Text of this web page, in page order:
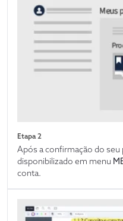
Etapa 2
Após a confirmação do
disponibilizado em menu
conta.